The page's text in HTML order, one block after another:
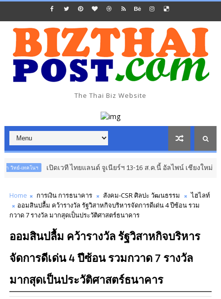
The Thai Biz Website
เปิดเวที ไทยแลนด์ จูเนียร์ฯ 13-16 ส.ค.นี้ อัลไพน์ เชียงใหม่ อาเซียน ต่า
Home การเงิน การธนาคาร สังคม-CSR ศิลปะ วัฒนธรรม
ไฮไลท์
ออมสินปลื้ม คว้ารางวัล รัฐวิสาหกิจบริหารจัดการดีเด่น 4 ปีซ้อน รวม
กวาด 7 รางวัล มากสุดเป็นประวัติศาสตร์ธนาคาร
ออมสินปลื้ม คว้ารางวัล รัฐวิสาหกิจบริหาร
จัดการดีเด่น 4 ปีซ้อน รวมกวาด 7 รางวัล
มากสุดเป็นประวัติศาสตร์ธนาคาร